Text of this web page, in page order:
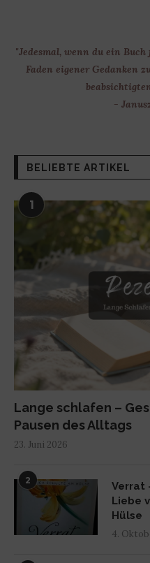
"Jedesmal, wenn du ein
Faden eigener Gedanken
-
BELIEBTE ARTIKEL
1
Lange schlafen –
Pausen des Alltags
23. Juni 2026
2
Verrat
Liebe
Hülse
4.